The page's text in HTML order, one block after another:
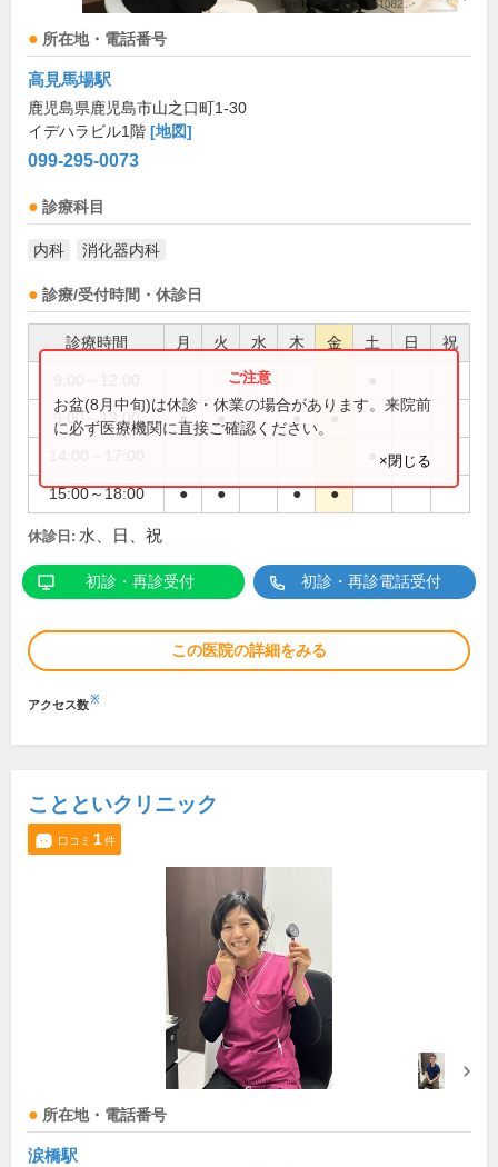
所在地・電話番号
高見馬場駅
鹿児島県鹿児島市山之口町1-30
イデハラビル1階 [地図]
099-295-0073
診療科目
内科 消化器内科
診療/受付時間・休診日
診療時間 月 火 水 木 金 土 日 祝
9:00～13:00 ● ● ● ●
15:00～18:00 ● ● ● ●
お盆(8月中旬)は休診・休業の場合があります。来院前
に必ず医療機関に直接ご確認ください。
×閉じる
休診日: 水、日、祝
初診・再診受付 初診・再診電話受付
この医院の詳細をみる
アクセス数※
ことといクリニック
口コミ 1件
所在地・電話番号
涙橋駅